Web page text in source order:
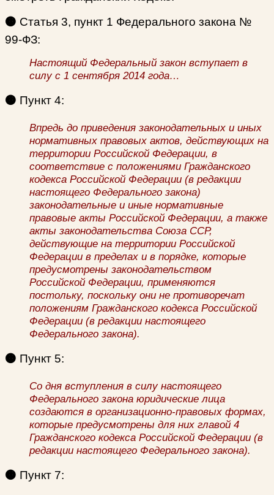
🟠 Статья 3, пункт 1 Федерального закона №
99-ФЗ:
Настоящий Федеральный закон вступает в
силу с 1 сентября 2014 года…
🟠 Пункт 4:
Впредь до приведения законодательных и иных
нормативных правовых актов, действующих на
территории Российской Федерации, в
соответствие с положениями Гражданского
кодекса Российской Федерации (в редакции
настоящего Федерального закона)
законодательные и иные нормативные
правовые акты Российской Федерации, а также
акты законодательства Союза ССР,
действующие на территории Российской
Федерации в пределах и в порядке, которые
предусмотрены законодательством
Российской Федерации, применяются
постольку, поскольку они не противоречат
положениям Гражданского кодекса Российской
Федерации (в редакции настоящего
Федерального закона).
🟠 Пункт 5:
Со дня вступления в силу настоящего
Федерального закона юридические лица
создаются в организационно-правовых формах,
которые предусмотрены для них главой 4
Гражданского кодекса Российской Федерации (в
редакции настоящего Федерального закона).
🟠 Пункт 7: